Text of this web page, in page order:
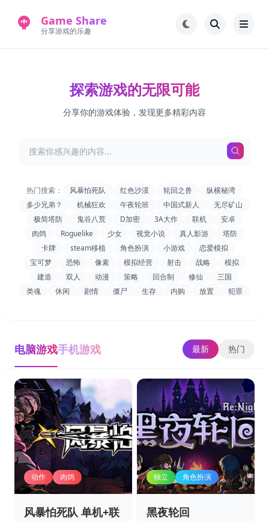
Game Share
分享游戏的乐趣
手机游戏 常见问题解答
探索游戏的无限可能
分享你的游戏体验，发现更多精彩内容
热门搜索： 风暴怕死队 红色沙漠 轮回之兽
纵横秘湾
多少兄弟？
机械狂欢 午夜轮班 中国式新人
无尽矿山
极简塔防
鬼谷八荒 D加密 3A大作 联机
安卓
肉鸽
Roguelike 少女 视觉小说 真人影游
塔防
卡牌
steam移植 角色扮演 小游戏
恋爱模拟
宝可梦
恐怖 像素 模拟经营 射击 战略
模拟
建造
双人 动漫 策略 回合制 修仙
三国
类魂
休闲 剧情 僵尸 生存 内购 放置
犯罪
电脑游戏手机游戏 最新 热门
动作 肉鸽
​风暴怕死队 单机+联
独立 角色扮演
黑夜轮回